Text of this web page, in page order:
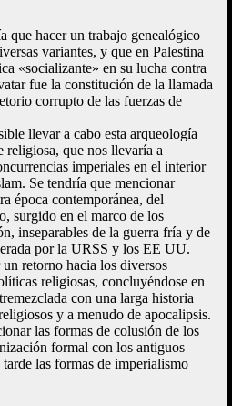
que hacer un trabajo genealógico
variantes, y que en Palestina
«socializante» en su lucha contra
fue la constitución de la llamada
corrupto de las fuerzas de
llevar a cabo esta arqueología
religiosa, que nos llevaría a
imperiales en el interior
Se tendría que mencionar
época contemporánea, del
surgido en el marco de los
inseparables de la guerra fría y de
por la URSS y los EE UU.
retorno hacia los diversos
religiosas, concluyéndose en
con una larga historia
y a menudo de apocalipsis.
las formas de colusión de los
formal con los antiguos
las formas de imperialismo